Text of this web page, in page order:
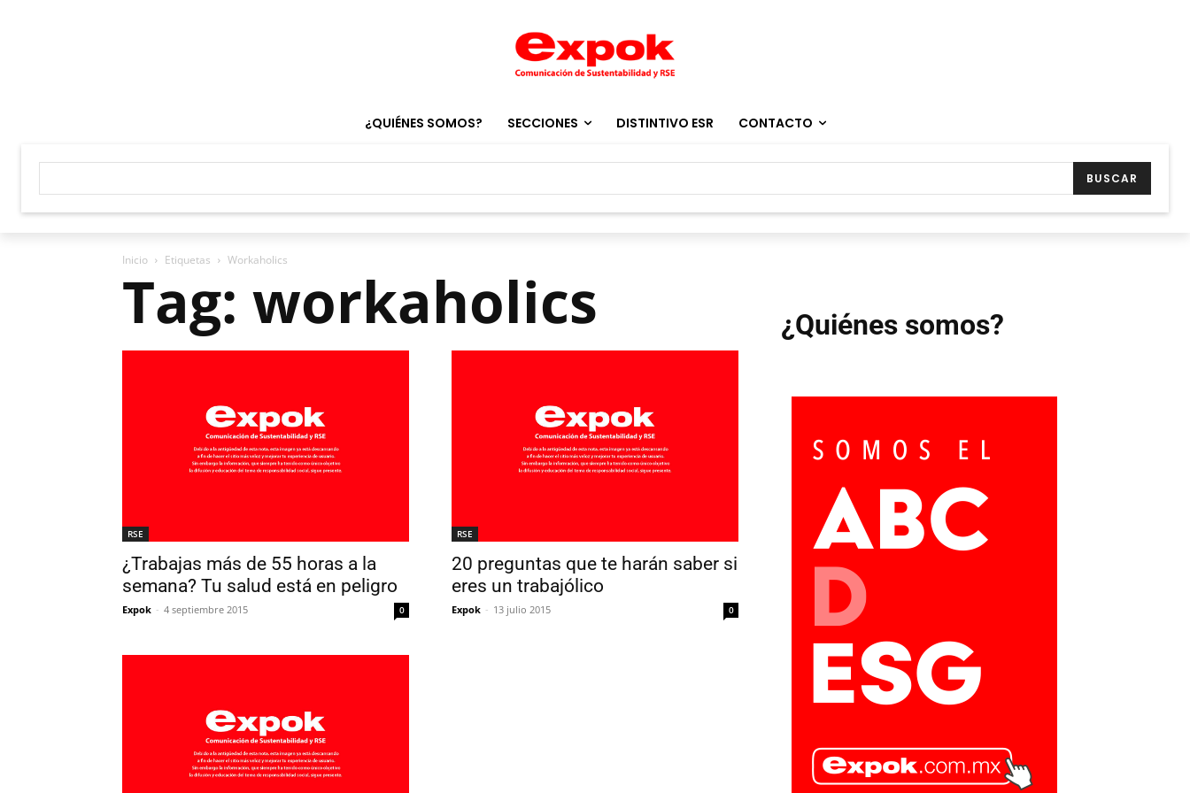
¿QUIÉNES SOMOS? SECCIONES DISTINTIVO ESR CONTACTO
BUSCAR
Inicio Etiquetas Workaholics
Tag: workaholics
RSE
¿Trabajas más de 55 horas a la
semana? Tu salud está en peligro
Expok - 4 septiembre 2015 0
RSE
20 preguntas que te harán saber si
eres un trabajólico
Expok - 13 julio 2015 0
¿Quiénes somos?